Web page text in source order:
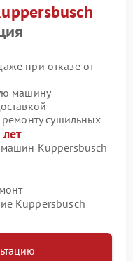
при отказе от
машину
сушильных
Kuppersbusch
Kuppersbusch